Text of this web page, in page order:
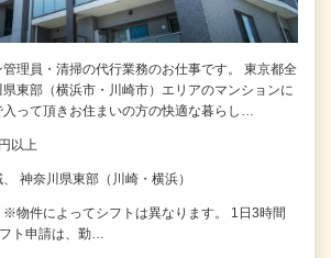
管理員・清掃の代行業務のお仕事です。 東京都全
東部（横浜市・川崎市）エリアのマンションに
入って頂きお住まいの方の快適な暮らし…
以上
神奈川県東部（川崎・横浜）
物件によってシフトは異なります。 1日3時間
ト申請は、勤…